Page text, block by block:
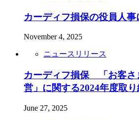
カーディフ損保の役員人事
November 4, 2025
ニュースリリース
カーディフ損保 「お客さ
営」に関する2024年度取
June 27, 2025